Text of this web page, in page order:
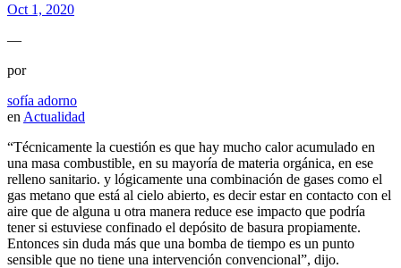
Oct 1, 2020
—
por
sofía adorno
en Actualidad
“Técnicamente la cuestión es que hay mucho calor acumulado en
una masa combustible, en su mayoría de materia orgánica, en ese
relleno sanitario. y lógicamente una combinación de gases como el
gas metano que está al cielo abierto, es decir estar en contacto con el
aire que de alguna u otra manera reduce ese impacto que podría
tener si estuviese confinado el depósito de basura propiamente.
Entonces sin duda más que una bomba de tiempo es un punto
sensible que no tiene una intervención convencional”, dijo.